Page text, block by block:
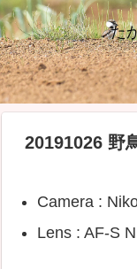
た
20191026 野
Camera :
Lens : AF-S